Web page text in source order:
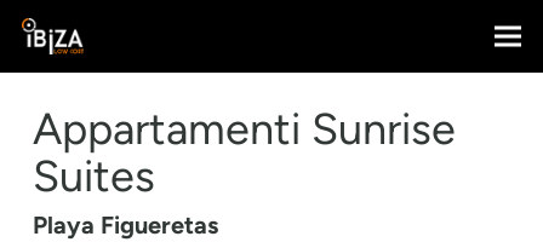
Appartamenti Sunrise
Suites
Playa Figueretas